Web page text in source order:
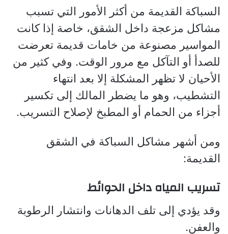
السباكة القديمة من أكثر الأمور التي تسبب
مشاكل مزعجة داخل الشقق، خاصة إذا كانت
المواسير مصنوعة من خامات قديمة تعرضت
للصدأ أو التآكل مع مرور الوقت. وفي كثير من
الأحيان لا تظهر المشكلة إلا بعد انتهاء
التشطيب، وهو ما يضطر المالك إلى تكسير
أجزاء من الحمام أو المطبخ لإصلاح التسريب.
ومن أشهر مشاكل السباكة في الشقق
القديمة:
تسريب المياه داخل الحوائط
وقد يؤدي إلى تلف الدهانات وانتشار الرطوبة
والعفن.